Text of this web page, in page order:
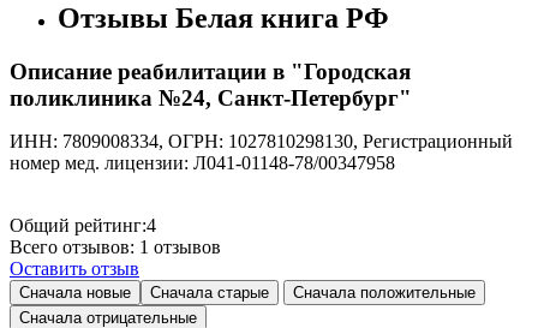
Отзывы Белая книга РФ
Описание реабилитации в "Городская
поликлиника №24, Санкт-Петербург"
ИНН: 7809008334, ОГРН: 1027810298130, Регистрационный
номер мед. лицензии: Л041-01148-78/00347958
Общий рейтинг:4
Всего отзывов: 1 отзывов
Оставить отзыв
Сначала новые Сначала старые
Сначала положительные
Сначала отрицательные